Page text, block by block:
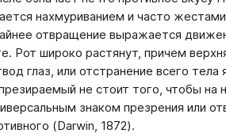
нахмуриванием и часто
отвращение выражается
Рот широко растянут, причем
глаз, или отстранение всего
не стоит того, чтобы на
знаком презрения или
(Darwin, 1872).